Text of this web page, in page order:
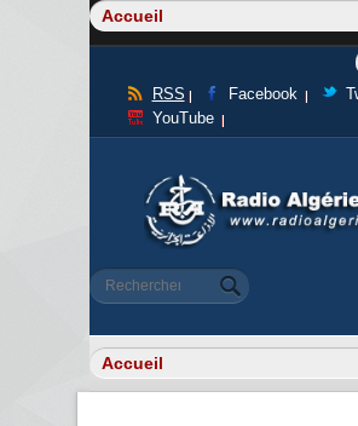
RSS Facebook
YouTube
Formulaire de
Rechercher